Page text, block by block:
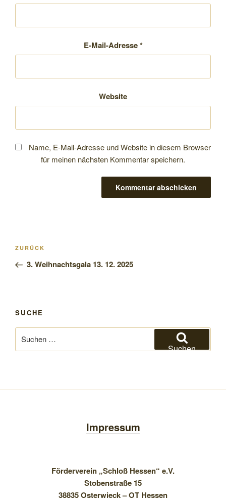
E-Mail-Adresse*
Website
Name, E-Mail-Adresse und Website in diesem Browser
für meinen nächsten Kommentar speichern.
Beitragsnavigation
Vorheriger
Beitrag
ZURÜCK
3. Weihnachtsgala 13. 12. 2025
SUCHE
nach:
Suchen
Impressum
Förderverein „Schloß Hessen“ e.V.
Stobenstraße 15
38835 Osterwieck – OT Hessen